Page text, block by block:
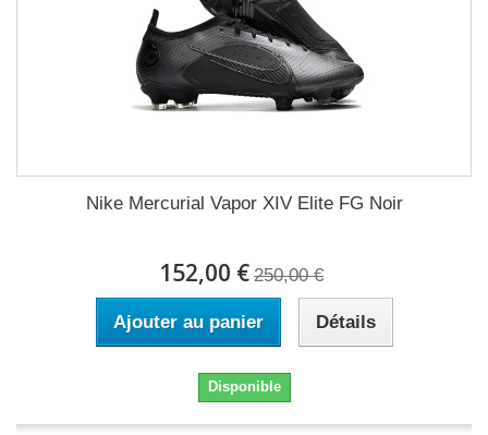
Nike Mercurial Vapor XIV Elite FG Noir
152,00 € 250,00 €
Ajouter au panier Détails
Disponible